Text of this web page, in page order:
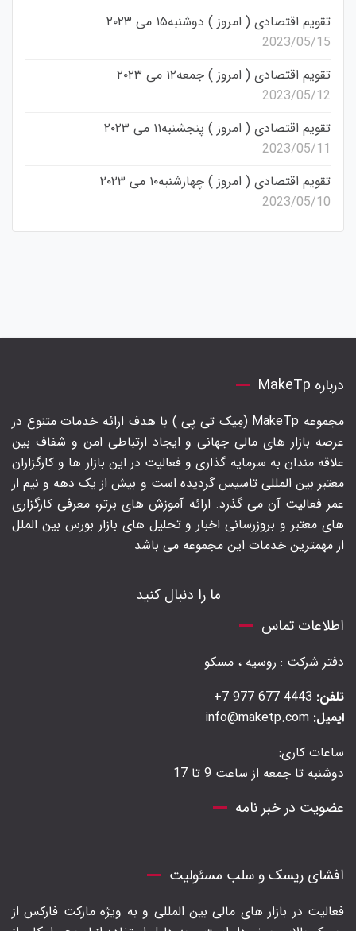
تقویم اقتصادی ( امروز ) دوشنبه۱۵ می ۲۰۲۳
2023/05/15
تقویم اقتصادی ( امروز ) جمعه۱۲ می ۲۰۲۳
2023/05/12
تقویم اقتصادی ( امروز ) پنجشنبه۱۱ می ۲۰۲۳
2023/05/11
تقویم اقتصادی ( امروز ) چهارشنبه۱۰ می ۲۰۲۳
2023/05/10
درباره MakeTp
مجموعه MakeTp (مِیک تی پی ) با هدف ارائه خدمات متنوع در
عرصه بازار های مالی جهانی و ایجاد ارتباطی امن و شفاف بین
علاقه مندان به سرمایه گذاری و فعالیت در این بازار ها و کارگزاران
معتبر بین المللی تاسیس گردیده است و بیش از یک دهه و نیم از
عمر فعالیت آن می گذرد. ارائه آموزش های برتر‍، معرفی کارگزاری
های معتبر و بروزرسانی اخبار و تحلیل های بازار بورس بین الملل
از مهمترین خدمات این مجموعه می باشد
ما را دنبال کنید
اطلاعات تماس
دفتر شرکت : روسیه ، مسکو
تلفن:
ایمیل:
ساعات کاری:
دوشنبه تا جمعه از ساعت 9 تا 17
عضویت در خبر نامه
افشای ریسک و سلب مسئولیت
فعالیت در بازار های مالی بین المللی و به ویژه مارکت فارکس از